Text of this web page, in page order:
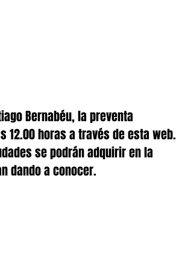
Bernabéu, la preventa
12.00 horas a través de esta web.
se podrán adquirir en la
dando a conocer.